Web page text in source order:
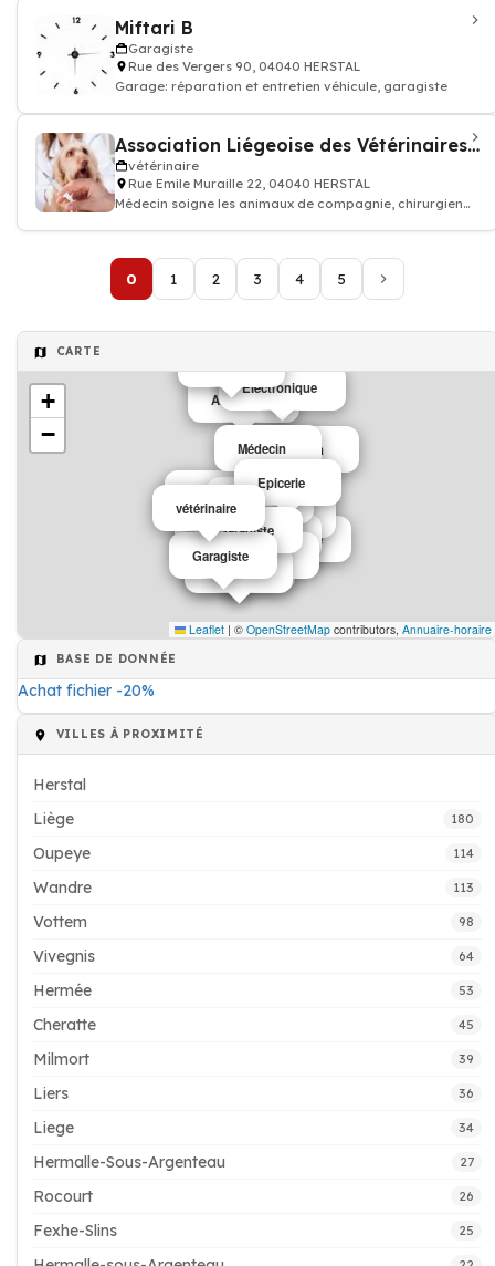
Miftari B
Garagiste
Rue des Vergers 90, 04040 HERSTAL
Garage: réparation et entretien véhicule, garagiste
Association Liégeoise des Vétérinaires de Garde
vétérinaire
Rue Emile Muraille 22, 04040 HERSTAL
Médecin soigne les animaux de compagnie, chirurgien
0 1 2 3 4 5
CARTE
Architecte
Banque
Transport maritime
Médecin
Médecin
Electronique
Fleuriste
Médecin
Médecin
Médecin
Médecin
Médecin
Epicerie
Garagiste
Garagiste
Garagiste
vétérinaire
+
−
Leaflet | © OpenStreetMap contributors, Annuaire-horaire
BASE DE DONNÉE
Achat fichier -20%
VILLES À PROXIMITÉ
Herstal
Liège
180
Oupeye 114
Wandre 113
Vottem 98
Vivegnis 64
Hermée 53
Cheratte 45
Milmort 39
Liers 36
Liege 34
Hermalle-Sous-Argenteau 27
Rocourt 26
Fexhe-Slins 25